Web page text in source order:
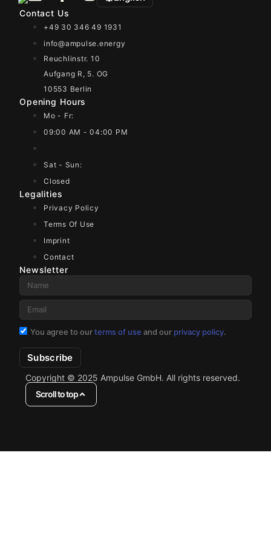
Contact Us
+49 30 346 49 1931
info@ampulse.energy
Reuchlinstr. 10
Aufgang R, 5. OG
10553 Berlin
Opening Hours
Mo - Fr:
09:00 AM - 04:00 PM
Sat - Sun:
Closed
Legalities
Privacy Policy
Terms Of Use
Imprint
Contact
Newsletter
You agree to ourterms of use and our privacy policy.
Subscribe
Copyright © 2025 Ampulse GmbH. All rights reserved.
Scroll to top